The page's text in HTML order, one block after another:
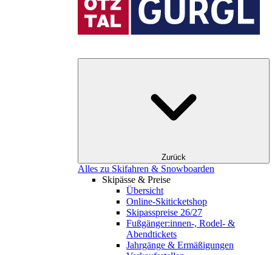
Zurück
Alles zu Skifahren & Snowboarden
Skipässe & Preise
Übersicht
Online-Skiticketshop
Skipasspreise 26/27
Fußgänger:innen-, Rodel- &
Abendtickets
Jahrgänge & Ermäßigungen